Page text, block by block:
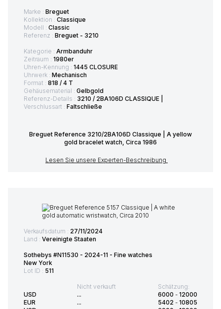
Marke : Breguet
Kollektion : Classique
Modell : Classic
Referenz : Breguet - 3210
Kategorie : Armbanduhr
Zeitraum : 1980er
Uhren-Kennung : 1445 CLOSURE
Uhrwerk : Mechanisch
Format : 818 / 4 T
Gehäusematerial : Gelbgold
Referenz-Details : 3210 / 2BA106D CLASSIQUE |
Verschlussart : Faltschließe
Breguet Reference 3210/2BA106D Classique | A yellow
gold bracelet watch, Circa 1986
Lesen Sie unsere Experten-Beschreibung
Verkaufsdatum : 27/11/2024
Land : Vereinigte Staaten
Sothebys #N11530 - 2024-11 - Fine watches
New York
Lot ID : 511
USD
EUR
Nicht verkauft
...
...
Schätzung:
6000 - 12000
5402 - 10805